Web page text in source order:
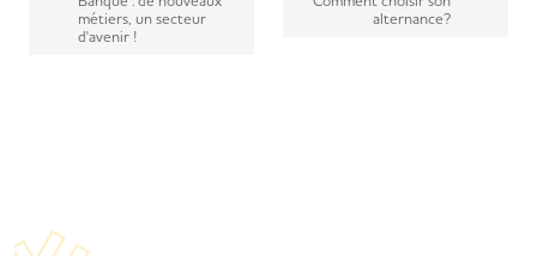
métiers, un secteur
d'avenir !
alternance?